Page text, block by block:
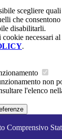
scegliere
che
disabilitarli.
necessari
.
non
l'elenco
Comprensivo